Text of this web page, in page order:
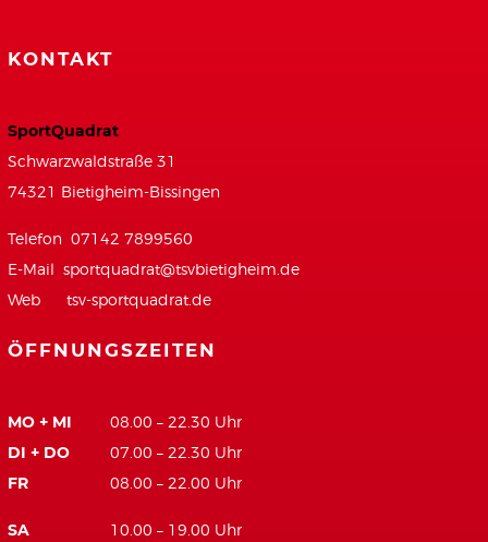
KONTAKT
SportQuadrat
Schwarzwaldstraße 31
74321 Bietigheim-Bissingen
Telefon 07142 7899560
E-Mail sportquadrat@tsvbietigheim.de
Web tsv-sportquadrat.de
ÖFFNUNGSZEITEN
MO + MI 08.00 – 22.30 Uhr
DI + DO 07.00 – 22.30 Uhr
FR 08.00 – 22.00 Uhr
SA 10.00 – 19.00 Uhr